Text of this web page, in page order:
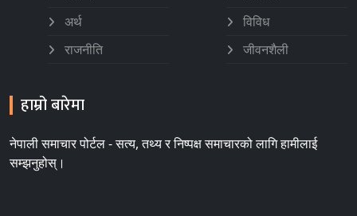
अर्थ
राजनीति
विविध
जीवनशैली
हाम्रो बारेमा
नेपाली समाचार पोर्टल - सत्य, तथ्य र निष्पक्ष समाचारको लागि हामीलाई
सम्झनुहोस्।